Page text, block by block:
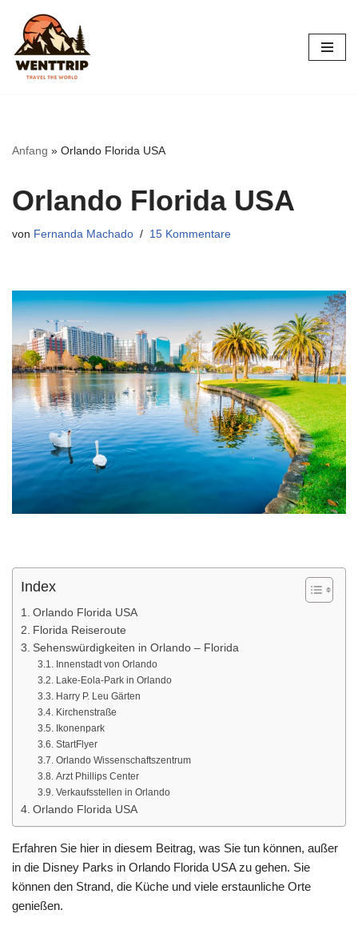
Zum
Inhalt
springen
Anfang » Orlando Florida USA
Orlando Florida USA
von Fernanda Machado 15 Kommentare
Index
Orlando Florida USA
Florida Reiseroute
Sehenswürdigkeiten in Orlando – Florida
Innenstadt von Orlando
Lake-Eola-Park in Orlando
Harry P. Leu Gärten
Kirchenstraße
Ikonenpark
StartFlyer
Orlando Wissenschaftszentrum
Arzt Phillips Center
Verkaufsstellen in Orlando
Orlando Florida USA
Erfahren Sie hier in diesem Beitrag, was Sie tun können, außer
in die Disney Parks in Orlando Florida USA zu gehen. Sie
können den Strand, die Küche und viele erstaunliche Orte
genießen.